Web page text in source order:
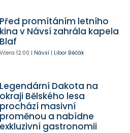
Před promítáním letního
kina v Návsí zahrála kapela
Blaf
Včera 12:00 | Návsí| Libor Běčák
Legendární Dakota na
okraji Bělského lesa
prochází masivní
proměnou a nabídne
exkluzivní gastronomii